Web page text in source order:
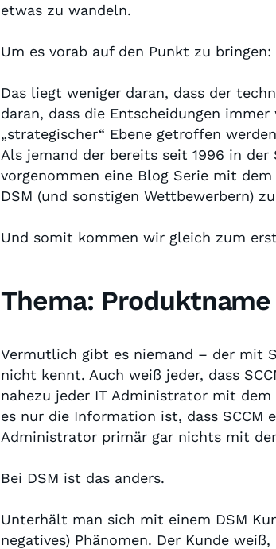
etwas zu wandeln.
Um es vorab auf den Punkt zu bringen:
Das liegt weniger daran, dass der
daran, dass die Entscheidungen
„strategischer“ Ebene getroffen
Als jemand der bereits seit 1996 in
vorgenommen eine Blog Serie mit
DSM (und sonstigen Wettbewerbern)
Und somit kommen wir gleich zum
Thema: Produktname
Vermutlich gibt es niemand – der mit
nicht kennt. Auch weiß jeder, dass
nahezu jeder IT Administrator mit dem
es nur die Information ist, dass
Administrator primär gar nichts mit
Bei DSM ist das anders.
Unterhält man sich mit einem DSM
negatives) Phänomen. Der Kunde